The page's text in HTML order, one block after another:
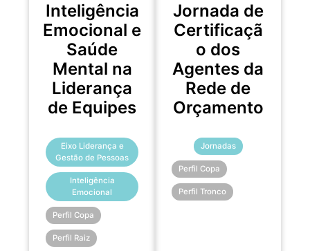
Inteligência
Emocional e
Saúde
Mental na
Liderança
de Equipes
Eixo Liderança e
Gestão de Pessoas
Inteligência
Emocional
Perfil Copa
Perfil Raiz
Jornada de
Certificaçã
o dos
Agentes da
Rede de
Orçamento
Jornadas
Perfil Copa
Perfil Tronco